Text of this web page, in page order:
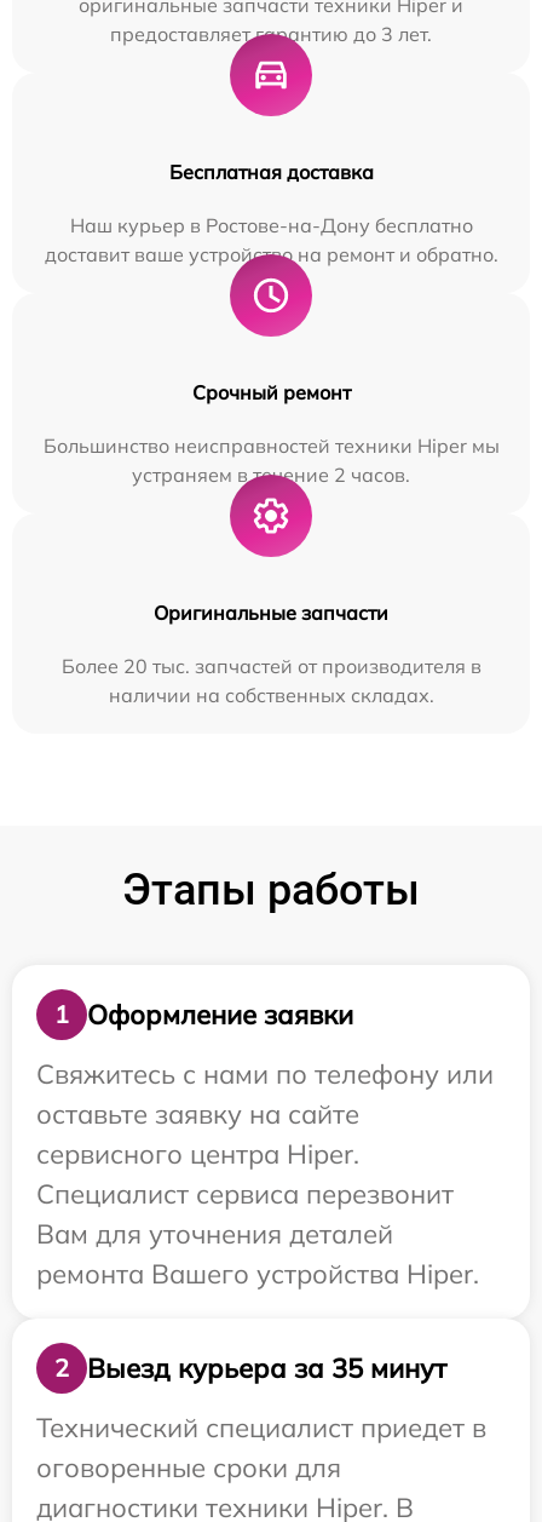
оригинальные запчасти техники Hiper и
предоставляет гарантию до 3 лет.
Бесплатная доставка
Наш курьер в Ростове-на-Дону бесплатно
доставит ваше устройство на ремонт и обратно.
Срочный ремонт
Большинство неисправностей техники Hiper мы
устраняем в течение 2 часов.
Оригинальные запчасти
Более 20 тыс. запчастей от производителя в
наличии на собственных складах.
Этапы работы
1
Оформление заявки
Свяжитесь с нами по телефону или
оставьте заявку на сайте
сервисного центра Hiper.
Специалист сервиса перезвонит
Вам для уточнения деталей
ремонта Вашего устройства Hiper.
2
Выезд курьера за 35 минут
Технический специалист приедет в
оговоренные сроки для
диагностики техники Hiper. В